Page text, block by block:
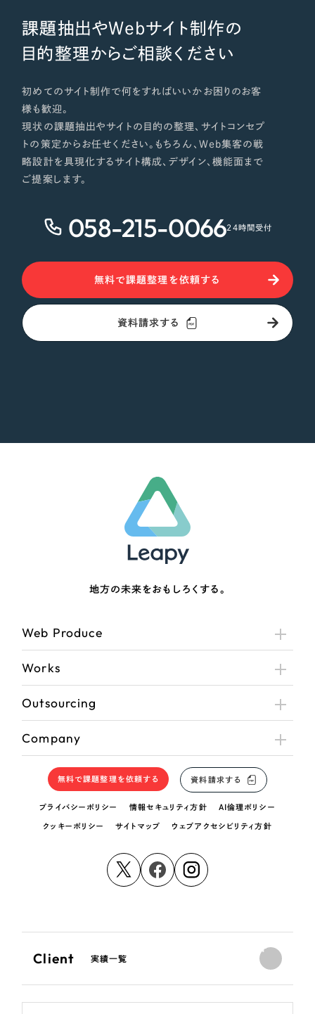
課題抽出やWebサイト制作の
目的整理からご相談ください
初めてのサイト制作で何をすればいいかお困りのお客
様も歓迎。
現状の課題抽出やサイトの目的の整理、サイトコンセプ
トの策定からお任せください。もちろん、Web集客の戦
略設計を具現化するサイト構成、デザイン、機能面まで
ご提案します。
058-215-006624時間受付
無料で課題整理を依頼する
資料請求する
地方の未来をおもしろくする。
Web Produce
Works
Outsourcing
Company
無料で課題整理を依頼する 資料請求する
プライバシーポリシー 情報セキュリティ方針 AI倫理ポリシー
クッキーポリシー サイトマップ ウェブアクセシビリティ方針
Client 実績一覧